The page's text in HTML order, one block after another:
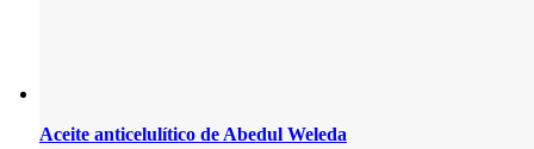
Aceite anticelulítico de Abedul Weleda